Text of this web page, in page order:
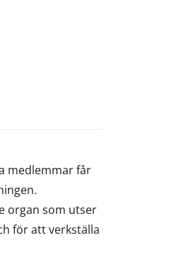
medlemmar får
organ som utser
för att verkställa